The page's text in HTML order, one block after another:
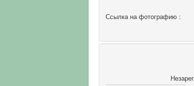
Ссылка на фотографию :